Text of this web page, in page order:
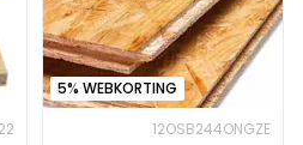
5% WEBKORTING
12OSB244ONGZE